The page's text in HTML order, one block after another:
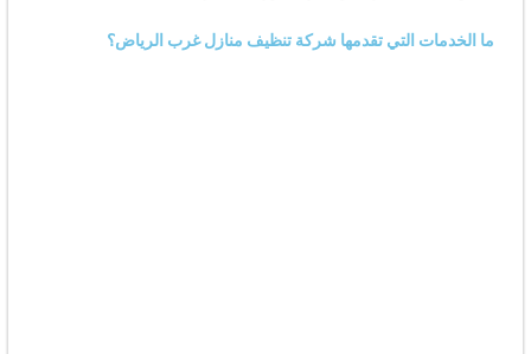
ما الخدمات التي تقدمها شركة تنظيف منازل غرب الرياض؟